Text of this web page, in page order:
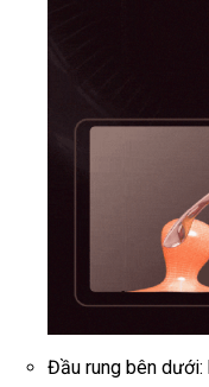
Đầu rung bên dưới: